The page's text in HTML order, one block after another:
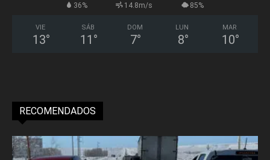
36% 14.8m/s 85%
VIE
13°
SÁB
11 °
DOM
7°
LUN
8°
MAR
10°
RECOMENDADOS